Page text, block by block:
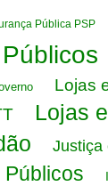
Pública PSP
Lojas
Lojas
Justiça
Públicos